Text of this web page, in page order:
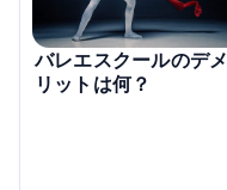
バレエスクールのデメ
リットは何？